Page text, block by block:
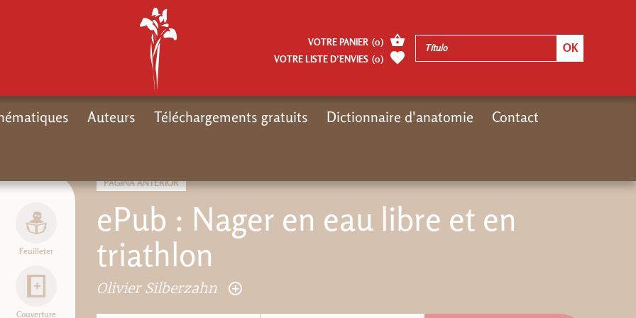
PÁGINA ANTERIOR
ePub : Nager en eau libre et en
triathlon
Olivier Silberzahn
Feuilleter
Couverture
VOTRE PANIER (0)
VOTRE LISTE D’ENVIES (0)
Auteurs Téléchargements gratuits Dictionnaire d'anatomie Contact